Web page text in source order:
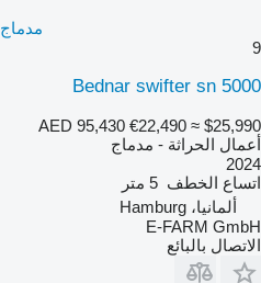
مدماج Bednar swifter sn 5000
9
Bednar swifter sn 5000
AED 95,430 €22,490 ≈ $25,990
أعمال الحراثة - مدماج
2024
اتساع الخطف 5 متر
ألمانيا، Hamburg
E-FARM GmbH
الاتصال بالبائع